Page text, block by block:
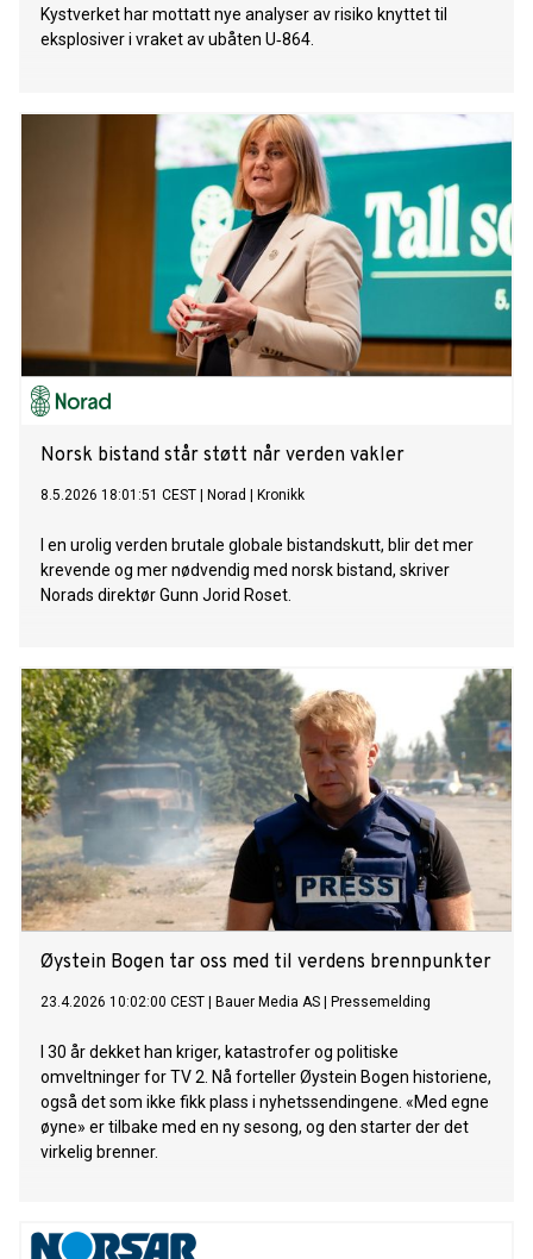
Kystverket har mottatt nye analyser av risiko knyttet til
eksplosiver i vraket av ubåten U‑864.
Norsk bistand står støtt når verden vakler
8.5.2026 18:01:51 CEST Norad Kronikk
I en urolig verden brutale globale bistandskutt, blir det mer
krevende og mer nødvendig med norsk bistand, skriver
Norads direktør Gunn Jorid Roset.
Øystein Bogen tar oss med til verdens brennpunkter
23.4.2026 10:02:00 CEST Bauer Media AS Pressemelding
I 30 år dekket han kriger, katastrofer og politiske
omveltninger for TV 2. Nå forteller Øystein Bogen historiene,
også det som ikke fikk plass i nyhetssendingene. «Med egne
øyne» er tilbake med en ny sesong, og den starter der det
virkelig brenner.